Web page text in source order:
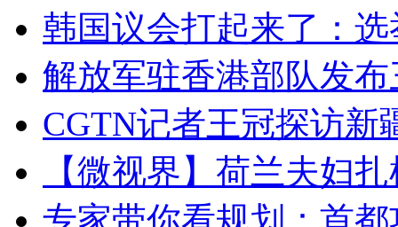
韩国议会打起来了：
解放军驻香港部队发
CGTN记者王冠探访新
【微视界】荷兰夫妇
专家带你看规划：首